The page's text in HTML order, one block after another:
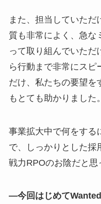
また、担当していた
質も非常によく、急な
って取り組んでいただ
ら行動まで非常にスピ
だけ、私たちの要望を
もとても助かりました。
事業拡大中で何をする
で、しっかりとした採
戦力RPOのお陰だと思
―今回はじめて